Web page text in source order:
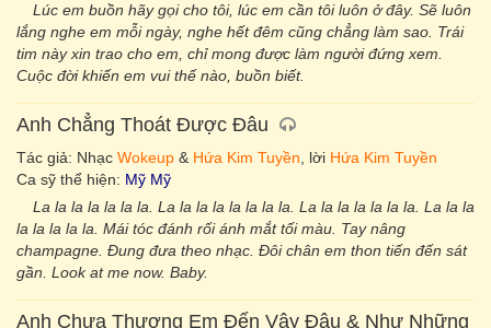
Lúc em buồn hãy gọi cho tôi, lúc em cần tôi luôn ở đây. Sẽ luôn
lắng nghe em mỗi ngày, nghe hết đêm cũng chẳng làm sao. Trái
tim này xin trao cho em, chỉ mong được làm người đứng xem.
Cuộc đời khiến em vui thế nào, buồn biết.
Anh Chẳng Thoát Được Đâu
Tác giả: Nhạc Wokeup & Hứa Kim Tuyền , lời Hứa Kim Tuyền
Ca sỹ thể hiện: Mỹ Mỹ
La la la la la la la. La la la la la la la la. La la la la la la la. La la la
la la la la la. Mái tóc đánh rối ánh mắt tối màu. Tay nâng
champagne. Đung đưa theo nhạc. Đôi chân em thon tiến đến sát
gần. Look at me now. Baby.
Anh Chưa Thương Em Đến Vậy Đâu & Như Những